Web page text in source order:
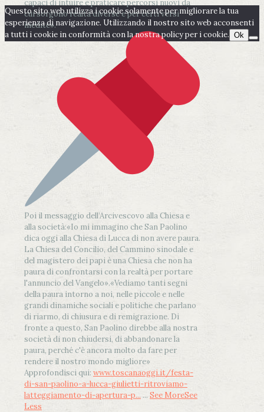
capaci di intuire e praticare percorsi nuovi da
cui sorgono realtà diverse e per certi versi
inedite».
Poi il messaggio dell’Arcivescovo alla Chiesa e
alla società:«Io mi immagino che San Paolino
dica oggi alla Chiesa di Lucca di non avere paura.
La Chiesa del Concilio, del Cammino sinodale e
del magistero dei papi è una Chiesa che non ha
paura di confrontarsi con la realtà per portare
l'annuncio del Vangelo».«Vediamo tanti segni
della paura intorno a noi, nelle piccole e nelle
grandi dinamiche sociali e politiche che parlano
di riarmo, di chiusura e di remigrazione. Di
fronte a questo, San Paolino direbbe alla nostra
società di non chiudersi, di abbandonare la
paura, perché c'è ancora molto da fare per
rendere il nostro mondo migliore»
Approfondisci qui: www.toscanaoggi.it/festa-
di-san-paolino-a-lucca-giulietti-ritroviamo-
latteggiamento-di-apertura-p... ... See MoreSee
Less
Questo sito web utilizza i cookie solamente per migliorare la tua
esperienza di navigazione. Utilizzando il nostro sito web acconsenti
a tutti i cookie in conformità con la nostra policy per i cookie. Ok